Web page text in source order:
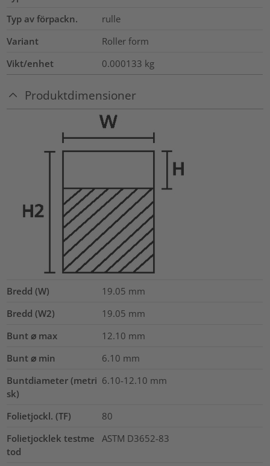
Typ av förpackn.
rulle
Variant
Roller form
Vikt/enhet
0.000133 kg
Produktdimensioner
Bredd (W) 19.05 mm
Bredd (W2)
19.05 mm
Bunt ⌀ max
12.10 mm
Bunt ⌀ min
6.10 mm
Buntdiameter (metri
sk)
6.10-12.10 mm
Folietjockl. (TF)
80
Folietjocklek testme
tod
ASTM D3652-83